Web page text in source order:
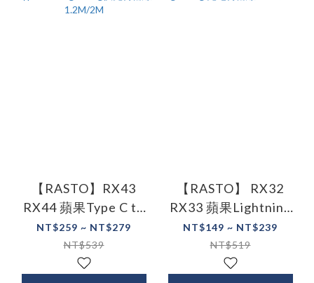
【RASTO】RX43
RX44 蘋果Type C to
Lightning快充傳輸線
1.2M/2M
NT$259 ~ NT$279
NT$539
【RASTO】 RX32
RX33 蘋果Lightning
充電傳輸線 1.2M/2M
NT$149 ~ NT$239
NT$519